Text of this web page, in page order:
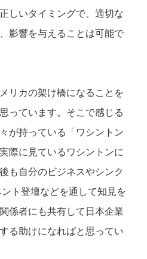
しいタイミングで、適切な
影響を与えることは可能で
リカの架け橋になることを
っています。そこで感じる
が持っている「ワシントン
際に見ているワシントンに
も自分のビジネスやシンク
ト登壇などを通して知見を
係者にも共有して日本企業
る助けになればと思ってい